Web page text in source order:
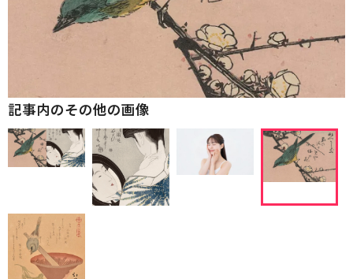
記事内のその他の画像